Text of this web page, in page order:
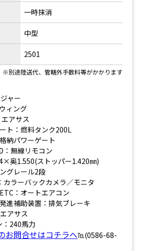
一時抹消
中型
2501
※別途陸送代、管轄外手数料等がかかります
ャー
ィング
アサス
ト：燃料タンク200L
納パワーゲート
：無線リモコン
奥1.550(ストッパー1.420㎜)
グレール2段
カラーバックカメラ／モニタ
：オートエアコン
進補助装置：排気ブレーキ
アサス
：240馬力
お問合せはコチラへ℡(0586-68-